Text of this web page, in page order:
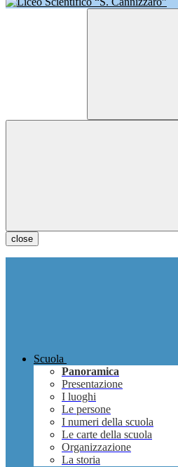
close
Scuola
Panoramica
Presentazione
I luoghi
Le persone
I numeri della scuola
Le carte della scuola
Organizzazione
La storia